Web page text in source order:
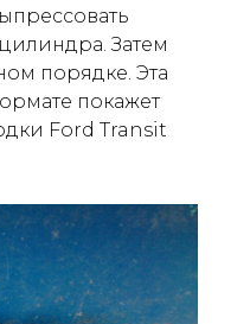
Затем
порядке. Эта
покажет
Ford Transit